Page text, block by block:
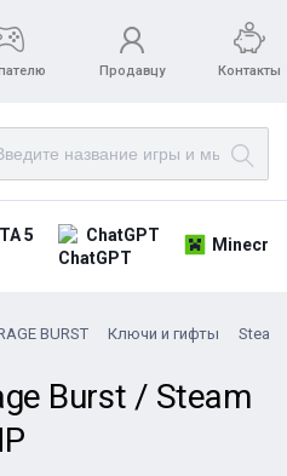
Продавцу Контакты
5 ChatGPT
BURST Ключи и гифты Steam
Burst / Steam